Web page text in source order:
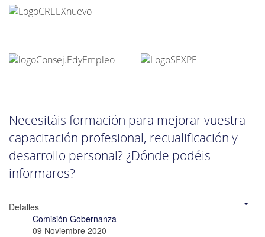
Necesitáis formación para mejorar vuestra
capacitación profesional, recualificación y
desarrollo personal? ¿Dónde podéis
informaros?
Detalles
Comisión Gobernanza
09 Noviembre 2020